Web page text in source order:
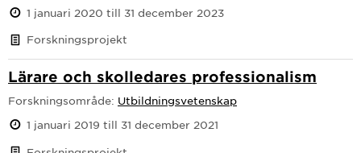
1 januari 2020 till 31 december 2023
Forskningsprojekt
Lärare och skolledares professionalism
Forskningsområde: Utbildningsvetenskap
1 januari 2019 till 31 december 2021